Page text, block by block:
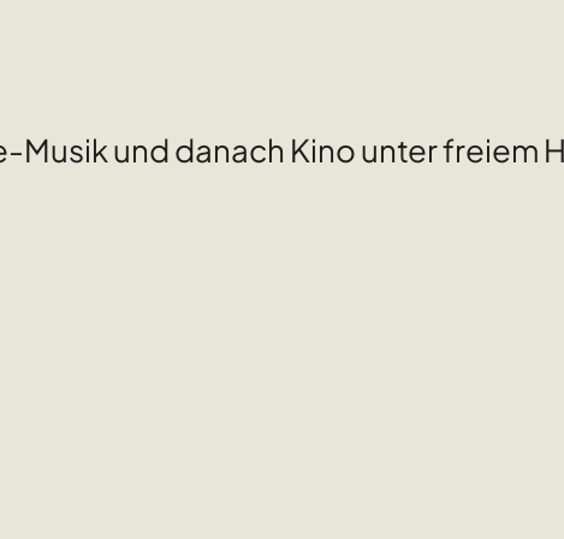
und danach Kino unter freiem